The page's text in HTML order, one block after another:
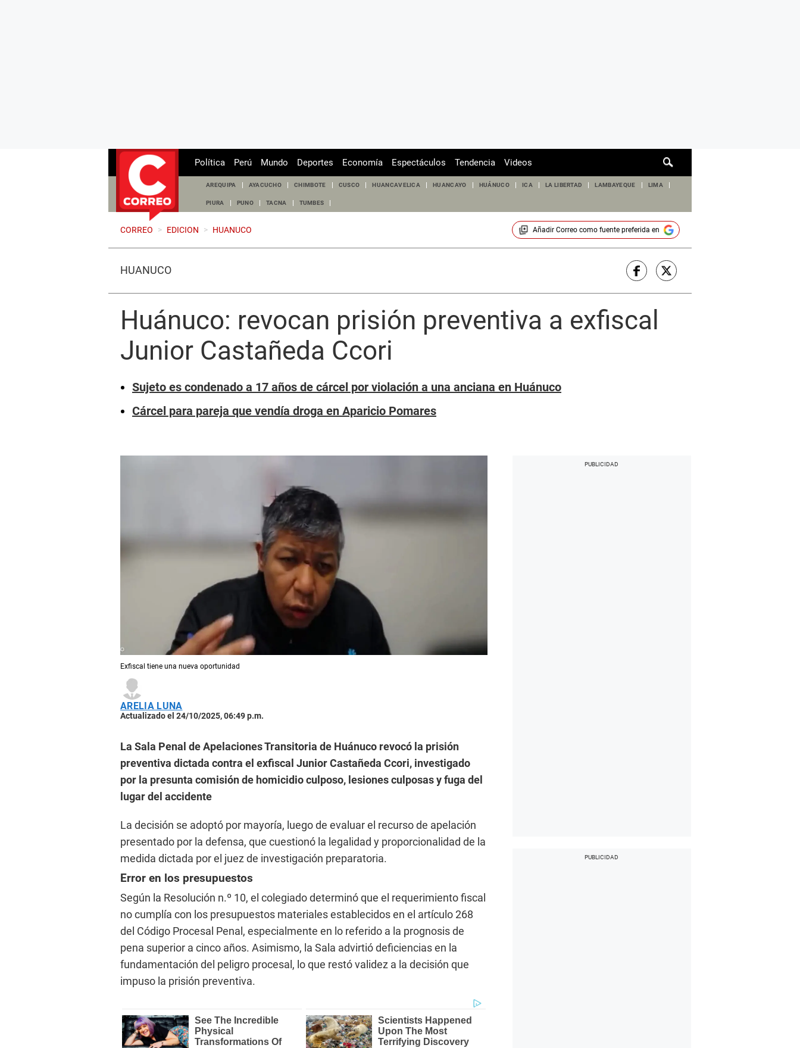
de
Política Perú Mundo Deportes Economía Espectáculos Tendencia Videos
AREQUIPA AYACUCHO CHIMBOTE CUSCO HUANCAVELICA HUANCAYO HUÁNUCO ICA LA LIBERTAD LAMBAYEQUE LIMA
PIURA PUNO TACNA TUMBES
CORREO > EDICION > HUANUCO Añadir Correocomo fuente preferida en
HUÁNUCO
Huánuco: revocan prisión preventiva a exfiscal
Junior Castañeda Ccori
Sujeto es condenado a 17 años de cárcel por violación a una anciana en Huánuco
Cárcel para pareja que vendía droga en Aparicio Pomares
Exfiscal tiene una nueva oportunidad
ARELIA LUNA
Actualizado el 24/10/2025, 06:49 p.m.
La Sala Penal de Apelaciones Transitoria de Huánuco revocó la prisión
preventiva dictada contra el exfiscal Junior Castañeda Ccori, investigado
por la presunta comisión de homicidio culposo, lesiones culposas y fuga del
lugar del accidente
La decisión se adoptó por mayoría, luego de evaluar el recurso de apelación
presentado por la defensa, que cuestionó la legalidad y proporcionalidad de la
medida dictada por el juez de investigación preparatoria.
Error en los presupuestos
Según la Resolución n.º 10, el colegiado determinó que el requerimiento fiscal
no cumplía con los presupuestos materiales establecidos en el artículo 268
del Código Procesal Penal, especialmente en lo referido a la prognosis de
pena superior a cinco años. Asimismo, la Sala advirtió deficiencias en la
fundamentación del peligro procesal, lo que restó validez a la decisión que
impuso la prisión preventiva.